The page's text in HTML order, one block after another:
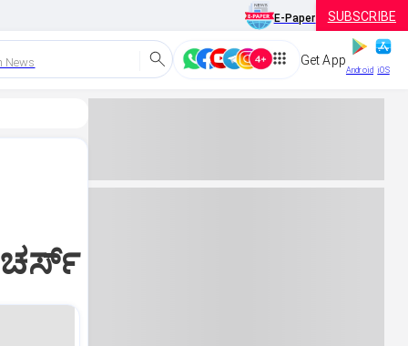
E-Paper SUBSCRIBE
News Get App
Android iOS